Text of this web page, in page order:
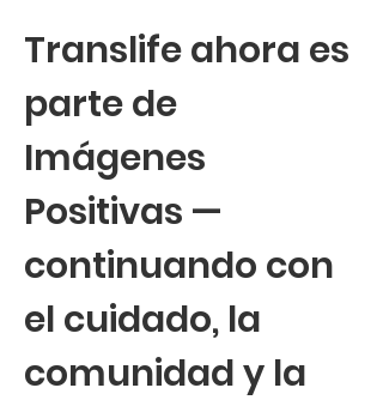
Translife ahora es
parte de
Imágenes
Positivas —
continuando con
el cuidado, la
comunidad y la